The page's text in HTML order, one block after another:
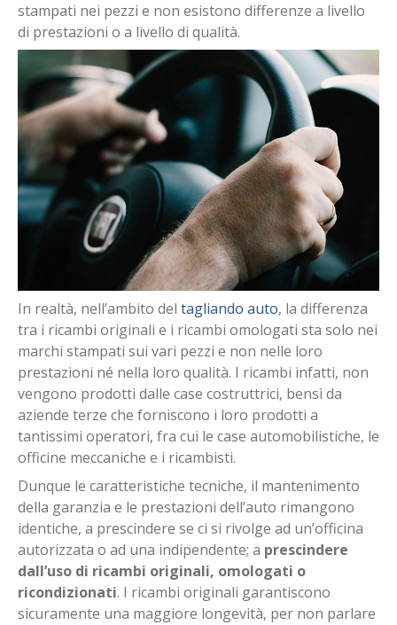
stampati nei pezzi e non esistono differenze a livello
di prestazioni o a livello di qualità.
In realtà, nell’ambito del tagliando auto, la differenza
tra i ricambi originali e i ricambi omologati sta solo nei
marchi stampati sui vari pezzi e non nelle loro
prestazioni né nella loro qualità. I ricambi infatti, non
vengono prodotti dalle case costruttrici, bensì da
aziende terze che forniscono i loro prodotti a
tantissimi operatori, fra cui le case automobilistiche, le
officine meccaniche e i ricambisti.
Dunque le caratteristiche tecniche, il mantenimento
della garanzia e le prestazioni dell’auto rimangono
identiche, a prescindere se ci si rivolge ad un’officina
autorizzata o ad una indipendente; a prescindere
dall’uso di ricambi originali, omologati o
ricondizionati. I ricambi originali garantiscono
sicuramente una maggiore longevità, per non parlare